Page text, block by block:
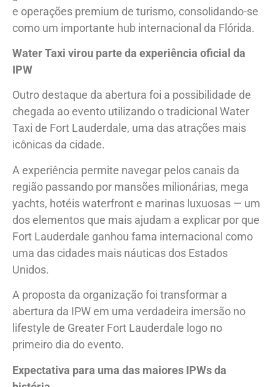
e operações premium de turismo, consolidando-se
como um importante hub internacional da Flórida.
Water Taxi virou parte da experiência oficial da
IPW
Outro destaque da abertura foi a possibilidade de
chegada ao evento utilizando o tradicional Water
Taxi de Fort Lauderdale, uma das atrações mais
icônicas da cidade.
A experiência permite navegar pelos canais da
região passando por mansões milionárias, mega
yachts, hotéis waterfront e marinas luxuosas — um
dos elementos que mais ajudam a explicar por que
Fort Lauderdale ganhou fama internacional como
uma das cidades mais náuticas dos Estados
Unidos.
A proposta da organização foi transformar a
abertura da IPW em uma verdadeira imersão no
lifestyle de Greater Fort Lauderdale logo no
primeiro dia do evento.
Expectativa para uma das maiores IPWs da